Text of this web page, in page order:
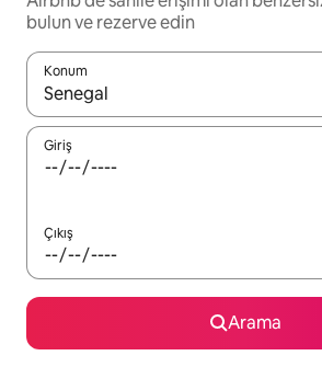
bulun ve rezerve edin
Konum
Sonuçlar kullanılabilir olduğunda
Giriş
Çıkış
Arama